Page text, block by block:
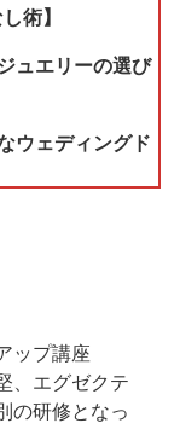
術】
ュエリーの選び
ウェディングド
ップ講座
、エグゼクテ
の研修となっ